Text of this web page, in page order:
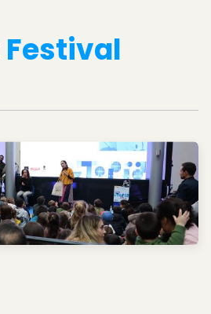
Festival